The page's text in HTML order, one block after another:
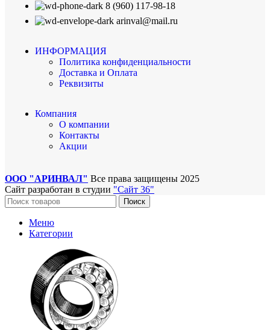
8 (960) 117-98-18
arinval@mail.ru
ИНФОРМАЦИЯ
Политика конфиденциальности
Доставка и Оплата
Реквизиты
Компания
О компании
Контакты
Акции
ООО "АРИНВАЛ" Все права защищены 2025
Сайт разработан в студии "Сайт 36"
Поиск
Меню
Категории